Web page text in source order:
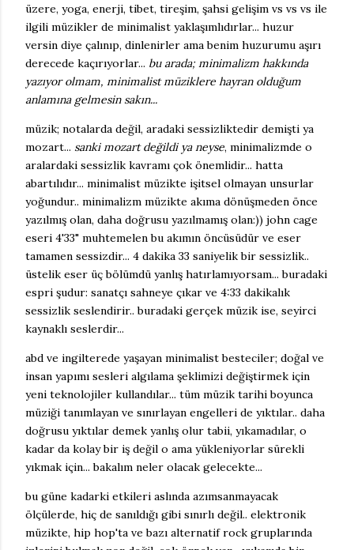
üzere, yoga, enerji, tibet, tireşim, şahsi gelişim vs vs vs ile
ilgili müzikler de minimalist yaklaşımlıdırlar... huzur
versin diye çalınıp, dinlenirler ama benim huzurumu aşırı
derecede kaçırıyorlar... bu arada; minimalizm hakkında
yazıyor olmam, minimalist müziklere hayran olduğum
anlamına gelmesin sakın...
müzik; notalarda değil, aradaki sessizliktedir demişti ya
mozart... sanki mozart değildi ya neyse, minimalizmde o
aralardaki sessizlik kavramı çok önemlidir... hatta
abartılıdır... minimalist müzikte işitsel olmayan unsurlar
yoğundur.. minimalizm müzikte akıma dönüşmeden önce
yazılmış olan, daha doğrusu yazılmamış olan:)) john cage
eseri 4'33" muhtemelen bu akımın öncüsüdür ve eser
tamamen sessizdir... 4 dakika 33 saniyelik bir sessizlik..
üstelik eser üç bölümdü yanlış hatırlamıyorsam... buradaki
espri şudur: sanatçı sahneye çıkar ve 4:33 dakikalık
sessizlik seslendirir.. buradaki gerçek müzik ise, seyirci
kaynaklı seslerdir...
abd ve ingilterede yaşayan minimalist besteciler; doğal ve
insan yapımı sesleri algılama şeklimizi değiştirmek için
yeni teknolojiler kullandılar... tüm müzik tarihi boyunca
müziği tanımlayan ve sınırlayan engelleri de yıktılar.. daha
doğrusu yıktılar demek yanlış olur tabii, yıkamadılar, o
kadar da kolay bir iş değil o ama yükleniyorlar sürekli
yıkmak için... bakalım neler olacak gelecekte...
bu güne kadarki etkileri aslında azımsanmayacak
ölçülerde, hiç de sanıldığı gibi sınırlı değil.. elektronik
müzikte, hip hop'ta ve bazı alternatif rock gruplarında